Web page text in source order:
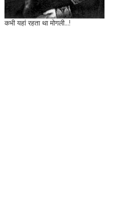
कभी यहां रहता था मोगली...!